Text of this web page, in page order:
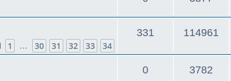
覆
看
1 … 30 31 32 33 34
331
覆
114961
看
0回
3782